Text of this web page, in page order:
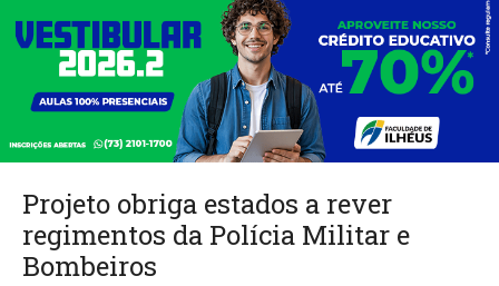
Projeto obriga estados a rever
regimentos da Polícia Militar e
Bombeiros